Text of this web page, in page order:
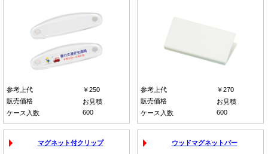
参考上代
￥250
販売価格
お見積
ケース入数
600
参考上代
￥270
販売価格
お見積
ケース入数
600
マグネット付クリップ ウッドマグネットバー